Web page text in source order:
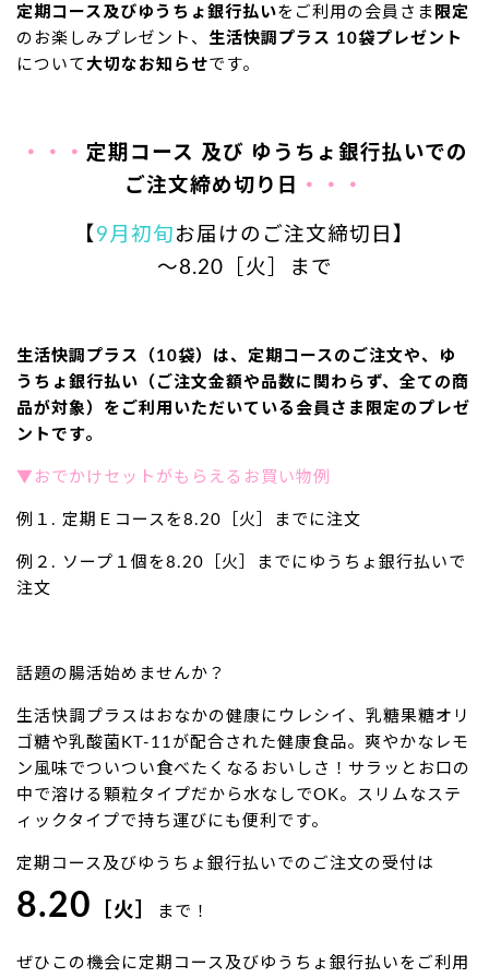
定期コース及びゆうちょ銀行払いをご利用の会員さま 限定
のお楽しみプレゼント、 生活快調プラス 10袋プレゼント
について大切なお知らせです。
・・・ 定期コース 及び ゆうちょ銀行払いでの
ご注文締め切り日
・・・
【 9月初旬 お届けのご注文締切日】
～8.20［火］まで
生活快調プラス（10袋）は、定期コースのご注文や、ゆ
うちょ銀行払い（ご注文金額や品数に関わらず、全ての商
品が対象）をご利用いただいている会員さま限定のプレゼ
ントです。
▼おでかけセットがもらえるお買い物例
例１. 定期Ｅコースを8.20［火］までに注文
例２. ソープ１個を8.20［火］までにゆうちょ銀行払いで
注文
話題の腸活始めませんか？
生活快調プラスはおなかの健康にウレシイ、乳糖果糖オリ
ゴ糖や乳酸菌KT-11が配合された健康食品。爽やかなレモ
ン風味でついつい食べたくなるおいしさ！サラッとお口の
中で溶ける顆粒タイプだから水なしでOK。スリムなステ
ィックタイプで持ち運びにも便利です。
定期コース及びゆうちょ銀行払いでのご注文の受付は
8.20 ［火］ まで！
ぜひこの機会に定期コース及びゆうちょ銀行払いをご利用